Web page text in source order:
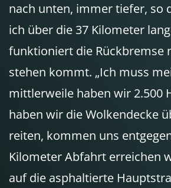
nach unten, immer tiefer, so
ich über die 37 Kilometer
funktioniert die Rückbremse
stehen kommt. „Ich muss
mittlerweile haben wir 2.500
haben wir die Wolkendecke
reiten, kommen uns
Kilometer Abfahrt erreichen
auf die asphaltierte